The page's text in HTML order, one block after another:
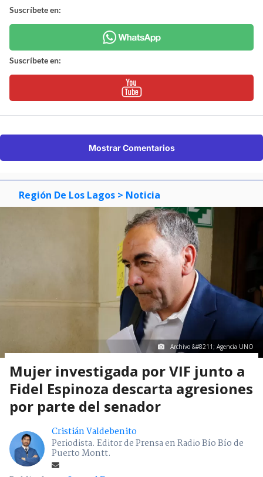
Suscríbete en:
Suscríbete en:
Mostrar Comentarios
Región De Los Lagos > Noticia
Archivo &#8211; Agencia UNO
Mujer investigada por VIF junto a
Fidel Espinoza descarta agresiones
por parte del senador
Cristián Valdebenito
Periodista. Editor de Prensa en Radio Bío Bío de
Puerto Montt.